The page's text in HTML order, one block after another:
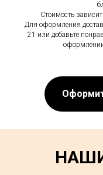
Стоимость
Для оформления
21 или добавьте